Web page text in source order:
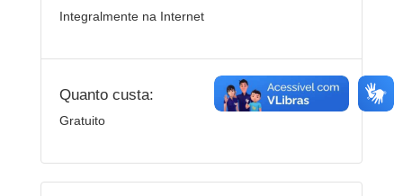
Integralmente na Internet
Quanto custa:
Gratuito